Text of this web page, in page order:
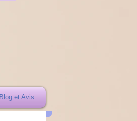
Blog et Avis